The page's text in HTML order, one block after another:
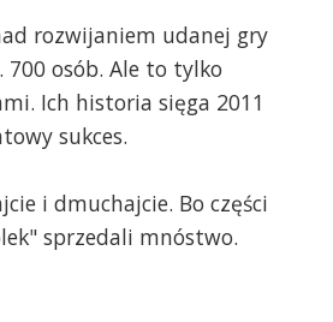
rozwijaniem udanej gry
700 osób. Ale to tylko
Ich historia sięga 2011
sukces.
i dmuchajcie. Bo części
sprzedali mnóstwo.